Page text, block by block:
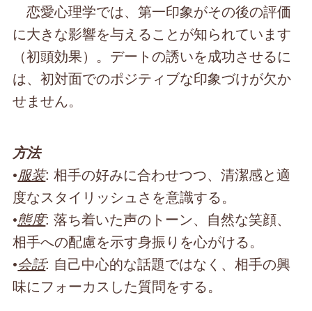
恋愛心理学では、第一印象がその後の評価
に大きな影響を与えることが知られています
（初頭効果）。デートの誘いを成功させるに
は、初対面でのポジティブな印象づけが欠か
せません。
方法
•服装: 相手の好みに合わせつつ、清潔感と適
度なスタイリッシュさを意識する。
•態度: 落ち着いた声のトーン、自然な笑顔、
相手への配慮を示す身振りを心がける。
•会話: 自己中心的な話題ではなく、相手の興
味にフォーカスした質問をする。